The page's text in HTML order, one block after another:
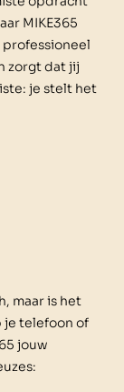
MIKE365
zorgt dat jij
je stelt het
maar is het
je telefoon of
jouw